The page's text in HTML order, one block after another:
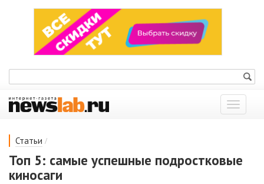
Показать
меню
Статьи /
Топ 5: самые успешные подростковые
киносаги